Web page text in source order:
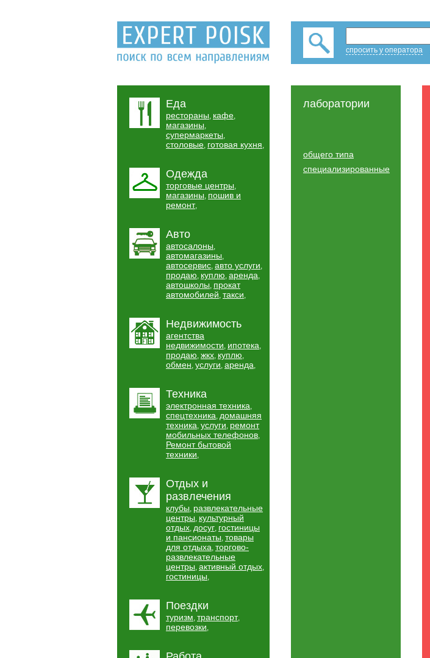
спросить у оператора
Еда
рестораны, кафе,
магазины,
супермаркеты,
столовые, готовая кухня,
Одежда
торговые центры,
магазины, пошив и
ремонт,
Авто
автосалоны,
автомагазины,
автосервис, авто услуги,
продаю, куплю, аренда,
автошколы, прокат
автомобилей, такси,
Недвижимость
агентства
недвижимости, ипотека,
продаю, жкх, куплю,
обмен, услуги, аренда,
Техника
электронная техника,
спецтехника, домашняя
техника, услуги, ремонт
мобильных телефонов,
Ремонт бытовой
техники,
Отдых и
развлечения
клубы, развлекательные
центры, культурный
отдых, досуг, гостиницы
и пансионаты, товары
для отдыха, торгово-
развлекательные
центры, активный отдых,
гостиницы,
Поездки
туризм, транспорт,
перевозки,
лаборатории
общего типа
специализированные